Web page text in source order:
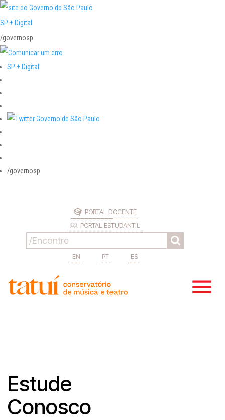
SP + Digital
/governosp
SP + Digital
/governosp
PORTAL DOCENTE
PORTAL ESTUDANTIL
EN PT ES
Estude
Conosco